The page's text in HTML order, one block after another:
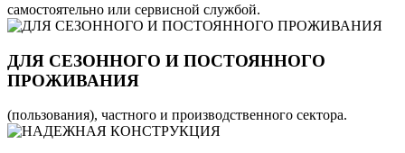
самостоятельно или сервисной службой.
ДЛЯ СЕЗОННОГО И ПОСТОЯННОГО
ПРОЖИВАНИЯ
(пользования), частного и производственного сектора.